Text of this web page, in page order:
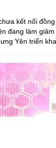
kết nối
đang làm giảm
Yên triển